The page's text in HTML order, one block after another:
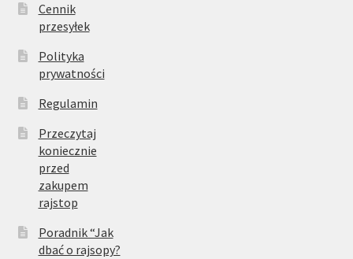
Cennik
przesyłek
Polityka
prywatności
Regulamin
Przeczytaj
koniecznie
przed
zakupem
rajstop
Poradnik “Jak
dbać o rajsopy?